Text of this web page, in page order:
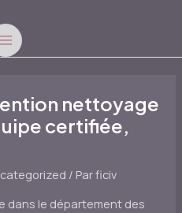
nettoyage
certifiée,
/ Parficiv
dans le département des